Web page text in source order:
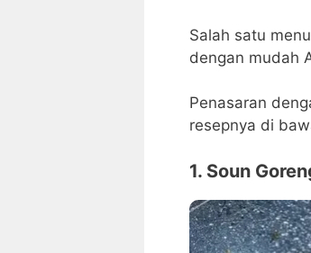
Salah satu
dengan mudah
Penasaran
resepnya di
1. Soun